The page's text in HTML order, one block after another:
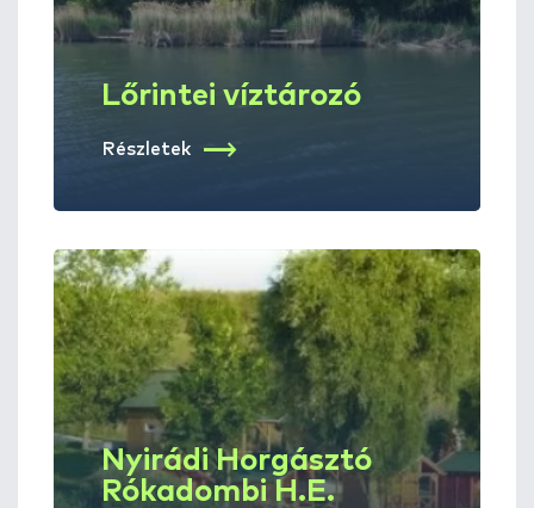
Lőrintei víztározó
Részletek
Nyirádi Horgásztó
Rókadombi H.E.